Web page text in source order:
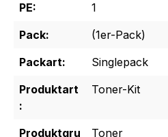
PE:
1
Pack:
(1er-Pack)
Packart:
Singlepack
Produktart
:
Toner-Kit
Produktgru Toner